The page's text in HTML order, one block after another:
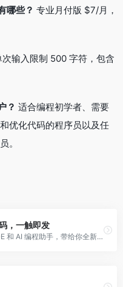
哪些？ 专业月付版 $7/月，
输入限制 500 字符，包含
？ 适合编程初学者、需要
优化代码的程序员以及任
。
，一触即发
基于豆包大模型，提供智能 AI IDE 和 AI 编程助手，带给你全新的编码体验。AI IDE 提供开箱即用的开发环境，AI 编程助手提供代码生成、代码解释、单测生成和问题修复等功能，支持上百种编程语言和主流开发环境。